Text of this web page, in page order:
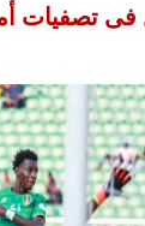
تصفيات